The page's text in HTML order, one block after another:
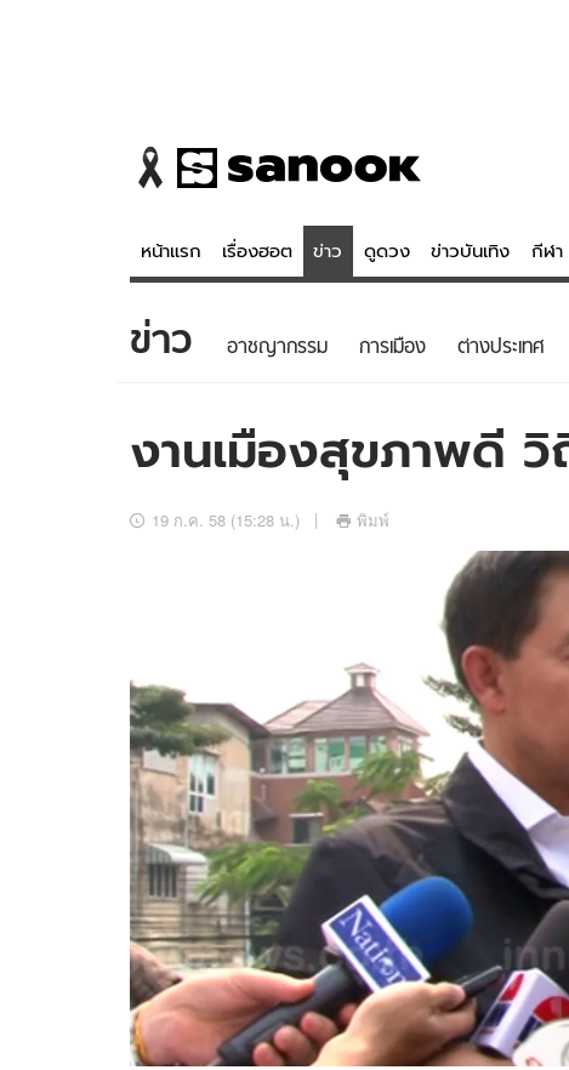
หน้าแรก เรื่องฮอต ข่าว ดูดวง ข่าวบันเทิง กีฬา
ข่าว
ข่าวบันเทิง
ดูดวง - ตร
สถิติหวยไทย
ดาวน์โหลดสนุกแอปฟรี ติดตามสนุกโซเชียลไ
สงวนลิขสิทธิ์ ©2569บริษัท อิมเมจ ฟิวเจอร์ (ประเทศไทย) จำกัด
ข่าว อาชญากรรม การเมือง ต่างประเทศ
งานเมืองสุขภาพดี
19 ก.ค. 58 (15:28 น.) พิมพ์